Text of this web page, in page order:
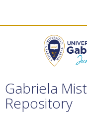
Gabriela
Repository